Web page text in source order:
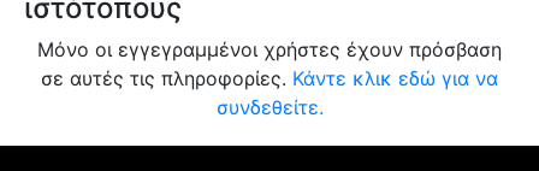
ιστότοπους
Μόνο οι εγγεγραμμένοι χρήστες έχουν πρόσβαση
σε αυτές τις πληροφορίες. Κάντε κλικ εδώ για να
συνδεθείτε.